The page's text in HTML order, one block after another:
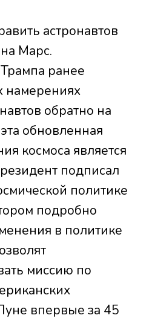
астронавтов
Марс.
ранее
намерениях
обратно на
обновленная
космоса является
подписал
политике
подробно
в политике
миссию по
впервые за 45